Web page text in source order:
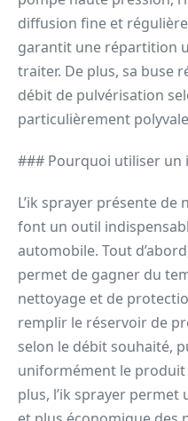
diffusion fine et
garantit une répartition
traiter. De plus, sa buse
débit de pulvérisation
particulièrement
### Pourquoi utiliser un
L’ik sprayer présente
font un outil
automobile. Tout
permet de gagner du
nettoyage et de
remplir le réservoir de
selon le débit souhaité,
uniformément le produit
plus, l’ik sprayer